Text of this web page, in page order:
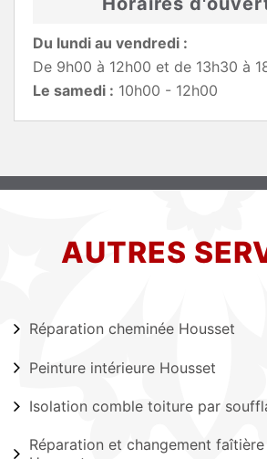
Du lundi au vendredi :
De 9h00 à 12h00 et de 13h30 à
Le samedi : 10h00 - 12h00
AUTRES
Réparation cheminée Housset
Peinture intérieure Housset
Isolation comble toiture par
Réparation et changement